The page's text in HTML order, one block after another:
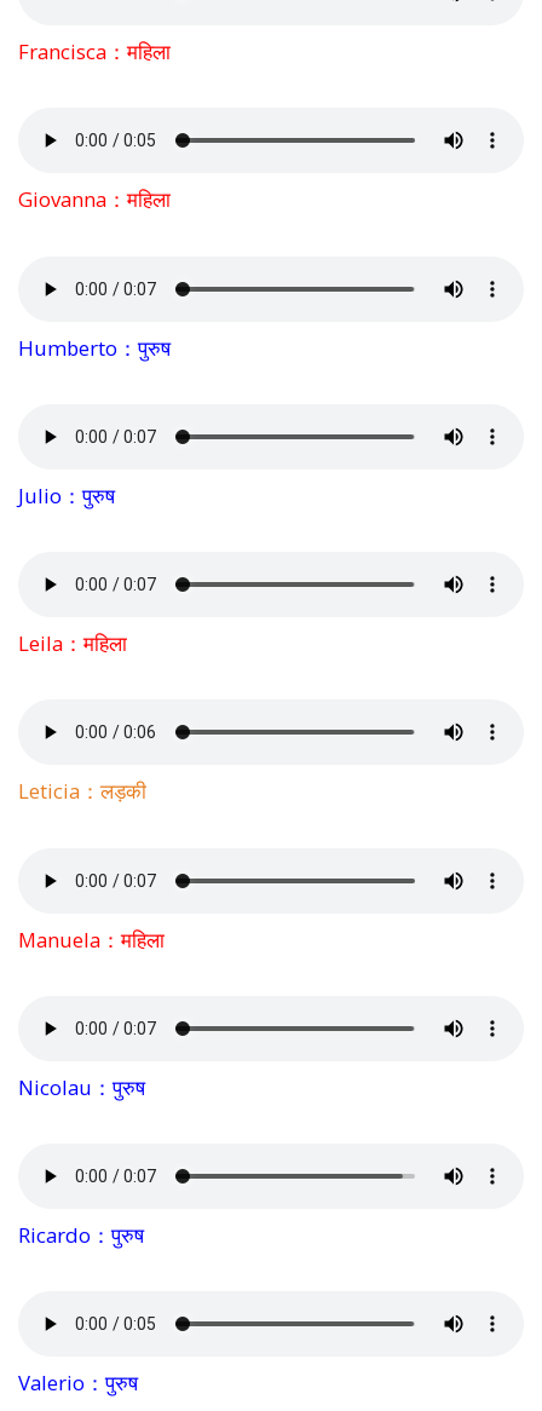
Francisca：महिला
Giovanna：महिला
Humberto：पुरुष
Julio：पुरुष
Leila：महिला
Leticia：लड़की
Manuela：महिला
Nicolau：पुरुष
Ricardo：पुरुष
Valerio：पुरुष